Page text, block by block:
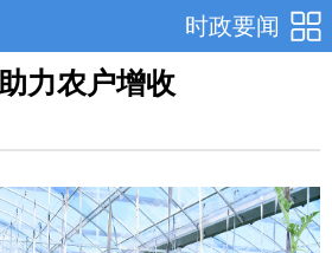
时政要闻
力农户增收